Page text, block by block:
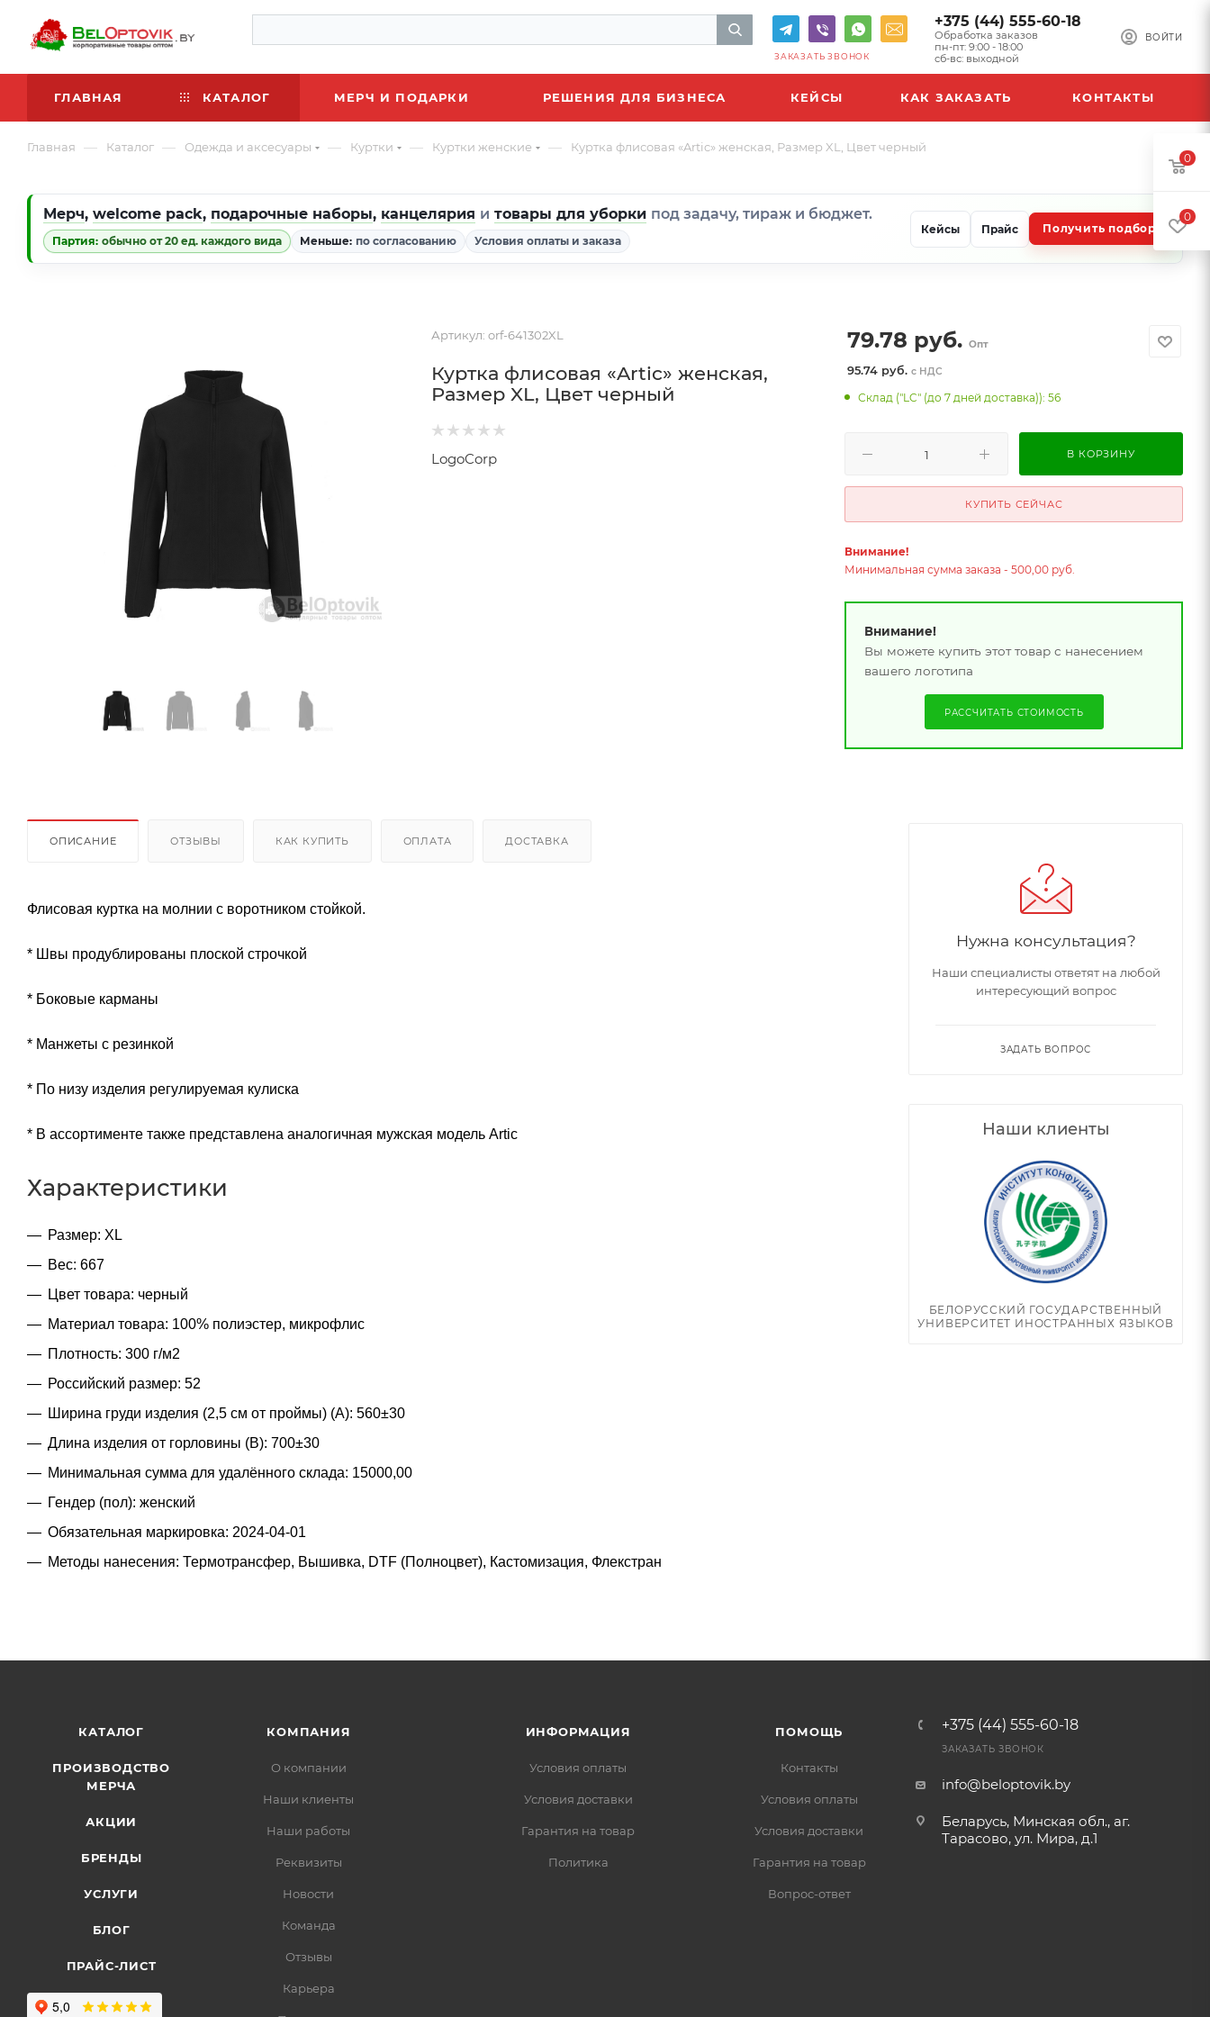
ВОЙТИ
+375 (44) 555-60-18
Обработка заказов
пн-пт: 9:00 - 18:00
сб-вс: выходной
ЗАКАЗАТЬ ЗВОНОК
ГЛАВНАЯ КАТАЛОГ МЕРЧ И ПОДАРКИ РЕШЕНИЯ ДЛЯ БИЗНЕСА КЕЙСЫ КАК ЗАКАЗАТЬ КОНТАКТЫ
Главная — Каталог — Одежда и аксесуары — Куртки — Куртки женские — Куртка флисовая «Artic» женская, Размер XL, Цвет черный
Мерч, welcome pack, подарочные наборы, канцелярия и товары для уборки под задачу, тираж и бюджет.
Партия: обычно от 20 ед. каждого вида Меньше: по согласованию Условия оплаты и заказа
Кейсы Прайс Получить подбор
Артикул: orf-641302XL
Куртка флисовая «Artic» женская,
Размер XL, Цвет черный
LogoCorp
79.78 руб. Опт
95.74 руб.с НДС
Склад ("LC" (до 7 дней доставка)): 56
В КОРЗИНУ
КУПИТЬ СЕЙЧАС
Внимание!
Минимальная сумма заказа - 500,00 руб.
Внимание!
Вы можете купить этот товар с нанесением
вашего логотипа
РАССЧИТАТЬ СТОИМОСТЬ
ОПИСАНИЕ ОТЗЫВЫ КАК КУПИТЬ ОПЛАТА ДОСТАВКА
Флисовая куртка на молнии с воротником стойкой.
* Швы продублированы плоской строчкой
* Боковые карманы
* Манжеты с резинкой
* По низу изделия регулируемая кулиска
* В ассортименте также представлена аналогичная мужская модель Artic
Характеристики
Размер: XL
Вес: 667
Цвет товара: черный
Материал товара: 100% полиэстер, микрофлис
Плотность: 300 г/м2
Российский размер: 52
Ширина груди изделия (2,5 см от проймы) (A): 560±30
Длина изделия от горловины (B): 700±30
Минимальная сумма для удалённого склада: 15000,00
Гендер (пол): женский
Обязательная маркировка: 2024-04-01
Методы нанесения: Термотрансфер, Вышивка, DTF (Полноцвет), Кастомизация, Флекстран
Нужна консультация?
Наши специалисты ответят на любой
интересующий вопрос
ЗАДАТЬ ВОПРОС
Наши клиенты
БЕЛОРУССКИЙ ГОСУДАРСТВЕННЫЙ
УНИВЕРСИТЕТ ИНОСТРАННЫХ ЯЗЫКОВ
КАТАЛОГ
ПРОИЗВОДСТВО
МЕРЧА
АКЦИИ
БРЕНДЫ
УСЛУГИ
БЛОГ
ПРАЙС-ЛИСТ
КОМПАНИЯ
О компании
Наши клиенты
Наши работы
Реквизиты
Новости
Команда
Отзывы
Карьера
ИНФОРМАЦИЯ
Условия оплаты
Условия доставки
Гарантия на товар
Политика
ПОМОЩЬ
Контакты
Условия оплаты
Условия доставки
Гарантия на товар
Вопрос-ответ
+375 (44) 555-60-18
ЗАКАЗАТЬ ЗВОНОК
info@beloptovik.by
Беларусь, Минская обл., аг.
Тарасово, ул. Мира, д.1
0
0